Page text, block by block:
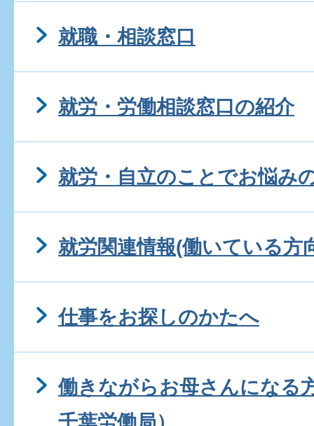
就職・相談窓口
就労・労働相談窓口の紹介
就労・自立のことでお悩み
就労関連情報(働いている方
仕事をお探しのかたへ
働きながらお母さんになる